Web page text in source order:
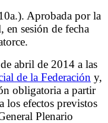
Aprobada por la
en sesión de fecha
abril de 2014 a las
de la Federación y,
obligatoria a partir
los efectos previstos
Plenario